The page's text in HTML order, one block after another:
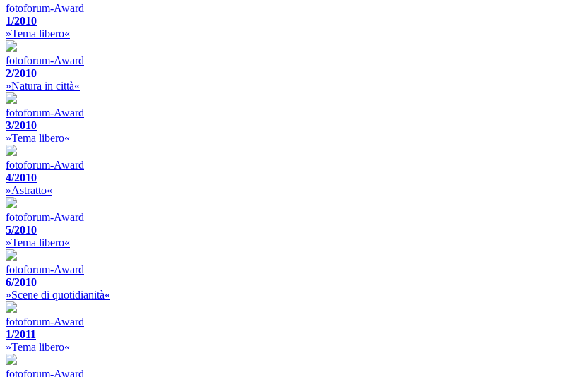
fotoforum-Award
1/2010
»Tema libero«
fotoforum-Award
2/2010
»Natura in città«
fotoforum-Award
3/2010
»Tema libero«
fotoforum-Award
4/2010
»Astratto«
fotoforum-Award
5/2010
»Tema libero«
fotoforum-Award
6/2010
»Scene di quotidianità«
fotoforum-Award
1/2011
»Tema libero«
fotoforum-Award